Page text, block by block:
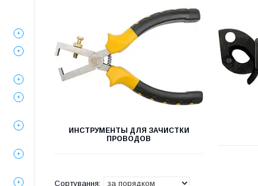
ИНСТРУМЕНТЫ ДЛЯ ЗАЧИСТКИ
ПРОВОДОВ